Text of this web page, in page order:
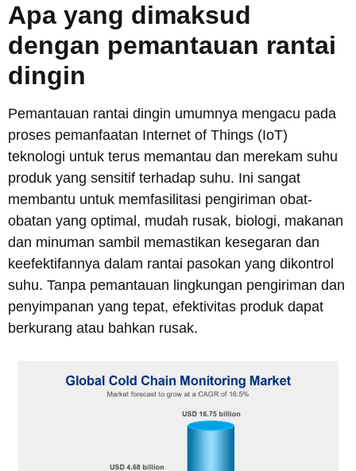
Apa yang dimaksud
dengan pemantauan rantai
dingin
Pemantauan rantai dingin umumnya mengacu pada
proses pemanfaatan Internet of Things (IoT)
teknologi untuk terus memantau dan merekam suhu
produk yang sensitif terhadap suhu. Ini sangat
membantu untuk memfasilitasi pengiriman obat-
obatan yang optimal, mudah rusak, biologi, makanan
dan minuman sambil memastikan kesegaran dan
keefektifannya dalam rantai pasokan yang dikontrol
suhu. Tanpa pemantauan lingkungan pengiriman dan
penyimpanan yang tepat, efektivitas produk dapat
berkurang atau bahkan rusak.